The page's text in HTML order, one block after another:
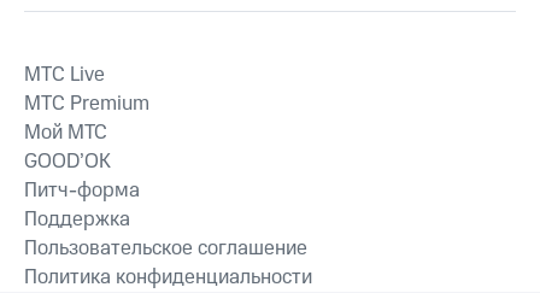
MTС Live
MTС Premium
Мой МТС
GOOD’OK
Питч-форма
Поддержка
Пользовательское соглашение
Политика конфиденциальности